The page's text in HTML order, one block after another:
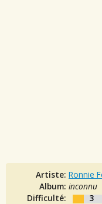
Artiste: Ronnie
Album: inconnu
Difficulté:
3